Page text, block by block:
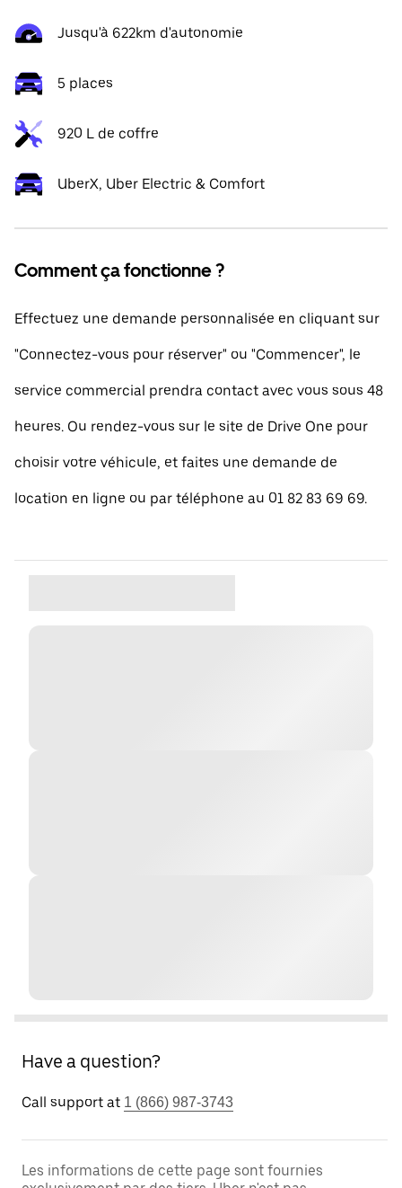
Jusqu'à 622km d'autonomie
5 places
920 L de coffre
UberX, Uber Electric & Comfort
Comment ça fonctionne ?
Effectuez une demande personnalisée en cliquant sur
"Connectez-vous pour réserver" ou "Commencer", le
service commercial prendra contact avec vous sous 48
heures. Ou rendez-vous sur le site de Drive One pour
choisir votre véhicule, et faites une demande de
location en ligne ou par téléphone au 01 82 83 69 69.
Have a question?
Call support at 1 (866) 987-3743
Les informations de cette page sont fournies